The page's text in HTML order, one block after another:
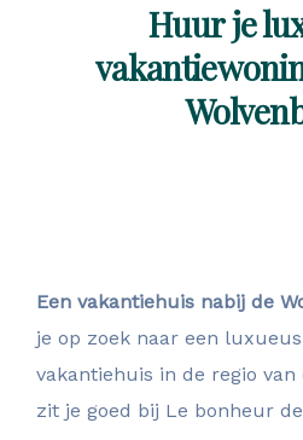
Huur je
Een vakantiehuis nabij de
je op zoek naar een
vakantiehuis in de regio van
zit je goed bij Le bonheur